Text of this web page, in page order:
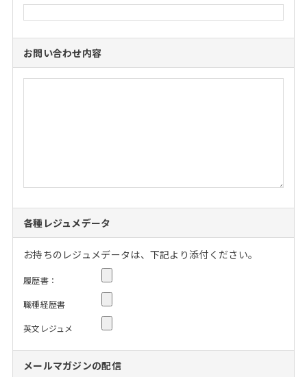
お問い合わせ内容
各種レジュメデータ
お持ちのレジュメデータは、下記より添付ください。
履歴書：
職種経歴書
英文レジュメ
メールマガジンの配信